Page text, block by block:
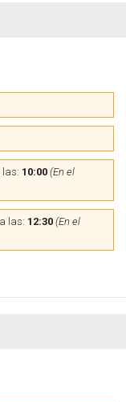
las: 10:00 (En el
las: 12:30 (En el